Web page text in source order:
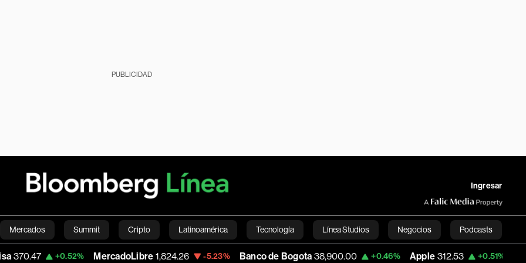
PUBLICIDAD
Ingresar
Mercados Summit Cripto Latinoamérica Tecnología Línea Studios Negocios Podcasts
Economía Estilo de vida Mundo Videos English
MercadoLibre 1,824.26 -5.23% Banco de Bogota 38,900.00 +0.46% Apple 312.53 +0.51% USD COP 3,159.39